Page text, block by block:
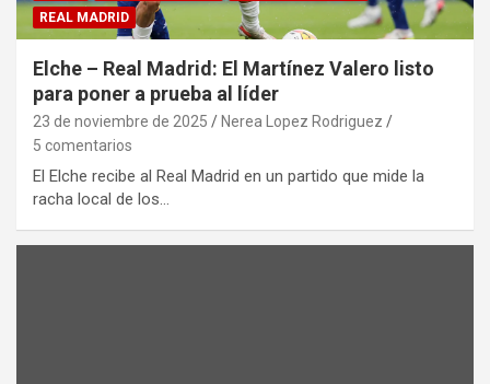
REAL MADRID
Elche – Real Madrid: El Martínez Valero listo
para poner a prueba al líder
23 de noviembre de 2025
Nerea Lopez Rodriguez
5 comentarios
El Elche recibe al Real Madrid en un partido que mide la
racha local de los…